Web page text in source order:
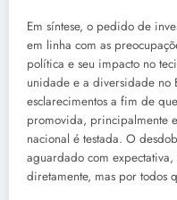
Em síntese, o pedido de
em linha com as
política e seu impacto no
unidade e a diversidade no
esclarecimentos a fim de
promovida, principalmente
nacional é testada. O
aguardado com
diretamente, mas por todos